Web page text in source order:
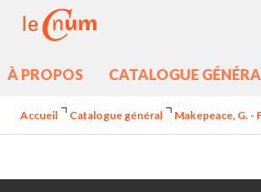
À PROPOS CATALOGUE
Accueil Catalogue général Makepeace, G. -